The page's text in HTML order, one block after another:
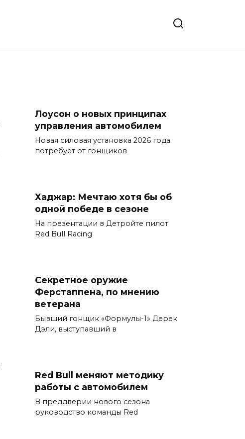
Лоусон о новых принципах
управления автомобилем
Новая силовая установка 2026 года
потребует от гонщиков
Хаджар: Мечтаю хотя бы об
одной победе в сезоне
На презентации в Детройте пилот
Red Bull Racing
Секретное оружие
Ферстаппена, по мнению
ветерана
Бывший гонщик «Формулы-1» Дерек
Дэли, выступавший в
Red Bull меняют методику
работы с автомобилем
В преддверии нового сезона
руководство команды Red